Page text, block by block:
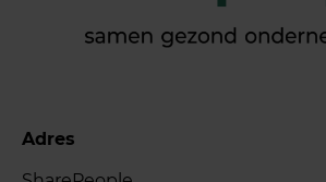
Adres